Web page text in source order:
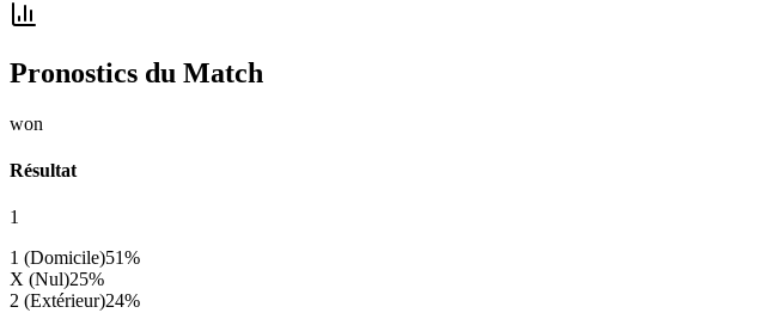
Pronostics du Match
won
Résultat
1
1 (Domicile)51%
X (Nul)25%
2 (Extérieur)24%